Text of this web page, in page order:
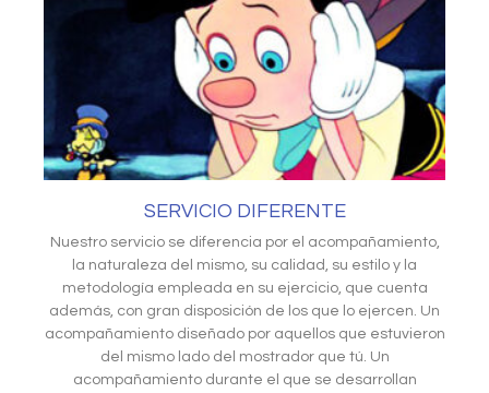
SERVICIO DIFERENTE
Nuestro servicio se diferencia por el acompañamiento,
la naturaleza del mismo, su calidad, su estilo y la
metodología empleada en su ejercicio, que cuenta
además, con gran disposición de los que lo ejercen. Un
acompañamiento diseñado por aquellos que estuvieron
del mismo lado del mostrador que tú. Un
acompañamiento durante el que se desarrollan